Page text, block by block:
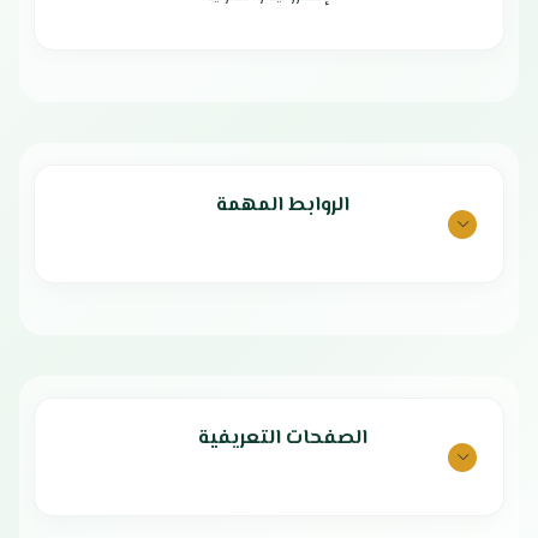
ضمان الكمبروسر : 5 اعوام
بلد المنشأ : الصين
مروحة داخلية متعددة السرعات
الروابط المهمة
الصفحات التعريفية